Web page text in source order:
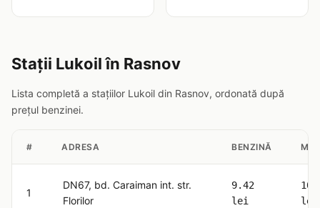
Stații Lukoil în Rasnov
Lista completă a stațiilor Lukoil din Rasnov, ordonată după
prețul benzinei.
# ADRESA BENZINĂ
1
DN67, bd. Caraiman int. str.
Florilor
9.42
lei
lei